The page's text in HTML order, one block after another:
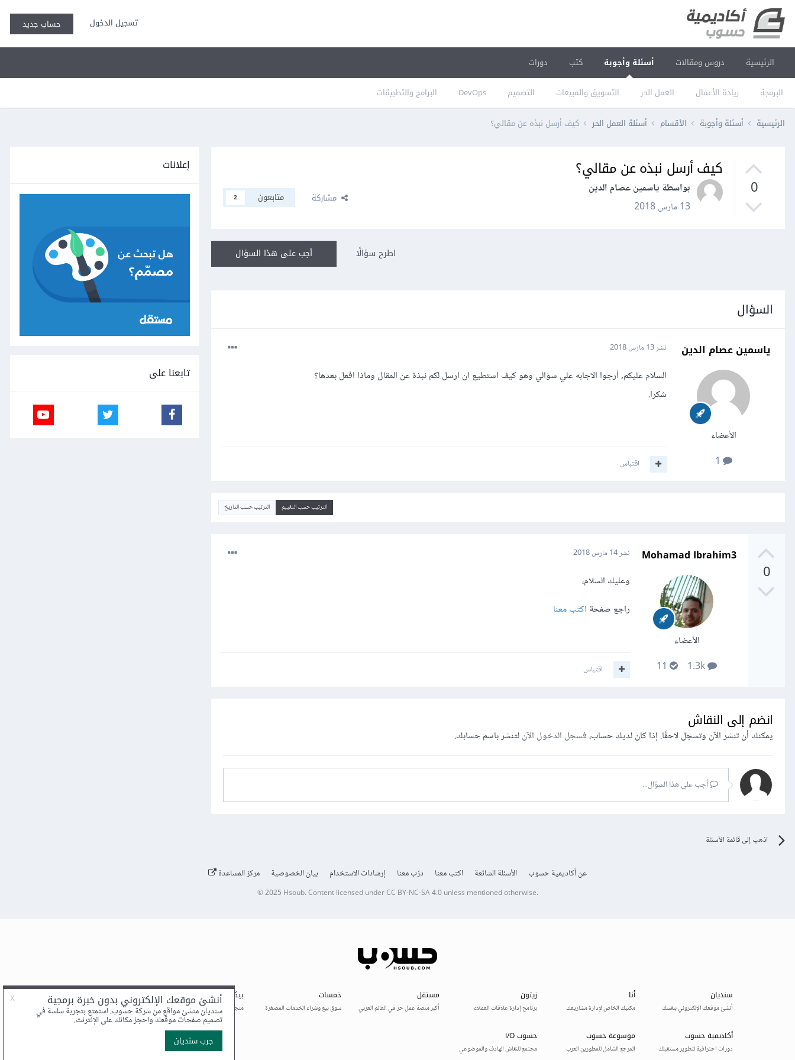
تسجيل الدخول حساب جديد
الرئيسية دروس ومقالات أسئلة وأجوبة
البرمجة ريادة الأعمال العمل الحر التسويق والمبيعات التصميم DevOps البرامج والتطبيقات
كتب دورات
الرئيسية أسئلة وأجوبة الأقسام أسئلة العمل الحر كيف أرسل نبذه عن مقالي؟
0
كيف أرسل نبذه عن مقالي؟
بواسطة ياسمين عصام الدين
13 مارس 2018
مشاركة متابعون 2
أجب على هذا السؤال اطرح سؤالًا
السؤال
ياسمين عصام الدين
الأعضاء
نشر13 مارس 2018
السلام عليكم, أرجوا الاجابه علي سؤالي وهو كيف استطيع ان ارسل لكم نبذة عن المقال وماذا افعل بعدها؟
شكرا.
اقتباس
الترتيب حسب التقييم الترتيب حسب التاريخ
0
Mohamad Ibrahim3
الأعضاء
نشر14 مارس 2018
وعليك السلام،
راجع صفحة اكتب معنا
اقتباس
انضم إلى النقاش
يمكنك أن تنشر الآن وتسجل لاحقًا. إذا كان لديك حساب،فسجل الدخول الآنلتنشر باسم حسابك.
أجب على هذا السؤال...
اذهب إلى قائمة الأسئلة
إعلانات
تابعنا على
عن أكاديمية حسوب الأسئلة الشائعة اكتب معنا درّب معنا إرشادات الاستخدام بيان الخصوصية مركز المساعدة
© 2025 Hsoub.Content licensed underCC BY-NC-SA 4.0unless mentioned otherwise.